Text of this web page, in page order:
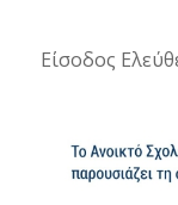
Είσοδος